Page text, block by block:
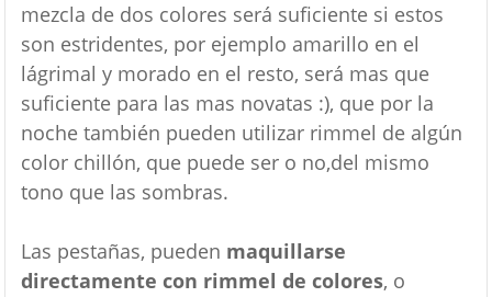
mezcla de dos colores será suficiente si estos
son estridentes, por ejemplo amarillo en el
lágrimal y morado en el resto, será mas que
suficiente para las mas novatas :), que por la
noche también pueden utilizar rimmel de algún
color chillón, que puede ser o no,del mismo
tono que las sombras.
Las pestañas, pueden maquillarse
directamente con rimmel de colores, o